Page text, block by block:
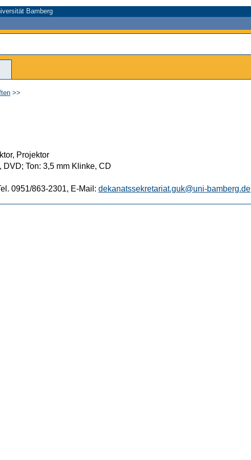
Bamberg
>>
Projektor
DVD; Ton: 3,5 mm Klinke, CD
0951/863-2301, E-Mail: dekanatssekretariat.guk@uni-bamberg.de